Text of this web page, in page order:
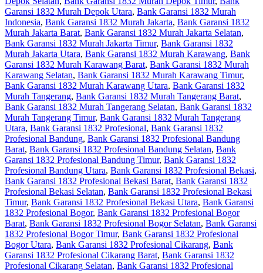
Garansi 1832 Murah Depok Utara, Bank Garansi 1832 Murah
Indonesia, Bank Garansi 1832 Murah Jakarta, Bank Garansi 1832
Murah Jakarta Barat, Bank Garansi 1832 Murah Jakarta Selatan,
Bank Garansi 1832 Murah Jakarta Timur, Bank Garansi 1832
Murah Jakarta Utara, Bank Garansi 1832 Murah Karawang, Bank
Garansi 1832 Murah Karawang Barat, Bank Garansi 1832 Murah
Karawang Selatan, Bank Garansi 1832 Murah Karawang Timur,
Bank Garansi 1832 Murah Karawang Utara, Bank Garansi 1832
Murah Tangerang, Bank Garansi 1832 Murah Tangerang Barat,
Bank Garansi 1832 Murah Tangerang Selatan, Bank Garansi 1832
Murah Tangerang Timur, Bank Garansi 1832 Murah Tangerang
Utara, Bank Garansi 1832 Profesional, Bank Garansi 1832
Profesional Bandung, Bank Garansi 1832 Profesional Bandung
Barat, Bank Garansi 1832 Profesional Bandung Selatan, Bank
Garansi 1832 Profesional Bandung Timur, Bank Garansi 1832
Profesional Bandung Utara, Bank Garansi 1832 Profesional Bekasi,
Bank Garansi 1832 Profesional Bekasi Barat, Bank Garansi 1832
Profesional Bekasi Selatan, Bank Garansi 1832 Profesional Bekasi
Timur, Bank Garansi 1832 Profesional Bekasi Utara, Bank Garansi
1832 Profesional Bogor, Bank Garansi 1832 Profesional Bogor
Barat, Bank Garansi 1832 Profesional Bogor Selatan, Bank Garansi
1832 Profesional Bogor Timur, Bank Garansi 1832 Profesional
Bogor Utara, Bank Garansi 1832 Profesional Cikarang, Bank
Garansi 1832 Profesional Cikarang Barat, Bank Garansi 1832
Profesional Cikarang Selatan, Bank Garansi 1832 Profesional